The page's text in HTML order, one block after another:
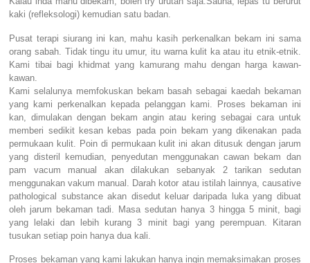
kaki (refleksologi) kemudian satu badan.
Pusat terapi siurang ini kan, mahu kasih perkenalkan bekam ini sama
orang sabah. Tidak tingu itu umur, itu warna kulit ka atau itu etnik-etnik.
Kami tibai bagi khidmat yang kamurang mahu dengan harga kawan-
kawan.
Kami selalunya memfokuskan bekam basah sebagai kaedah bekaman
yang kami perkenalkan kepada pelanggan kami. Proses bekaman ini
kan, dimulakan dengan bekam angin atau kering sebagai cara untuk
memberi sedikit kesan kebas pada poin bekam yang dikenakan pada
permukaan kulit. Poin di permukaan kulit ini akan ditusuk dengan jarum
yang disteril kemudian, penyedutan menggunakan cawan bekam dan
pam vacum manual akan dilakukan sebanyak 2 tarikan sedutan
menggunakan vakum manual. Darah kotor atau istilah lainnya, causative
pathological substance akan disedut keluar daripada luka yang dibuat
oleh jarum bekaman tadi. Masa sedutan hanya 3 hingga 5 minit, bagi
yang lelaki dan lebih kurang 3 minit bagi yang perempuan. Kitaran
tusukan setiap poin hanya dua kali.
Proses bekaman yang kami lakukan hanya ingin memaksimakan proses